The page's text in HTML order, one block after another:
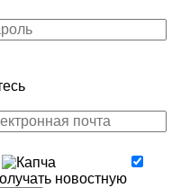
новостную